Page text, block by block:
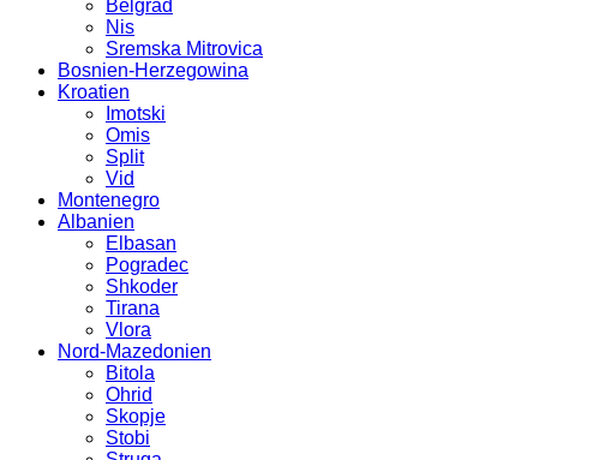
Belgrad
Nis
Sremska Mitrovica
Bosnien-Herzegowina
Kroatien
Imotski
Omis
Split
Vid
Montenegro
Albanien
Elbasan
Pogradec
Shkoder
Tirana
Vlora
Nord-Mazedonien
Bitola
Ohrid
Skopje
Stobi